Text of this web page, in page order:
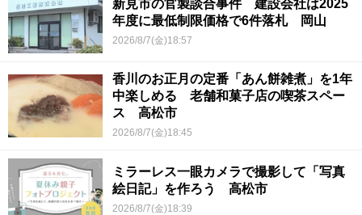
新見市の官製談合事件 建設会社は2025
年度に最低制限価格で6件落札 岡山
2026/8/7(金)18:57
香川のお正月の定番「あん餅雑煮」を1年
中楽しめる 老舗和菓子店の喫茶スペー
ス 高松市
2026/8/7(金)18:45
ミラーレス一眼カメラで撮影して「写真
絵日記」を作ろう 高松市
2026/8/7(金)18:39